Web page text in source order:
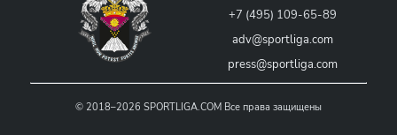
+7 (495) 109-65-89
adv@sportliga.com
press@sportliga.com
© 2018–2026 SPORTLIGA.COM Все права защищены